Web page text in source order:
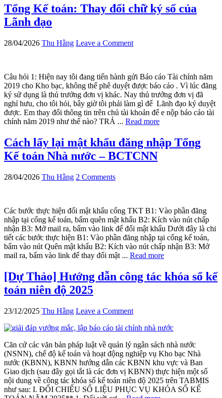
Tổng Kế toán: Thay đổi chữ ký số của
Lãnh đạo
28/04/2026 Thu Hằng Leave a Comment
Câu hỏi 1: Hiện nay tôi đang tiến hành gửi Báo cáo Tài chính năm
2019 cho Kho bạc, không thể phê duyệt được báo cáo . Vì lúc đăng
ký sử dụng là thủ trưởng đơn vị khác. Nay thủ trưởng đơn vị đã
nghỉ hưu, cho tôi hỏi, bây giờ tôi phải làm gì để Lãnh đạo ký duyệt
được. Em thay đổi thông tin trên chủ tài khoản để e nộp báo cáo tài
chính năm 2019 như thế nào? TRẢ ... Read more
Cách lấy lại mật khẩu đăng nhập Tổng
Kế toán Nhà nước – BCTCNN
28/04/2026 Thu Hằng 2 Comments
Các bước thực hiện đổi mật khẩu cổng TKT B1: Vào phần đăng
nhập tại cổng kế toán, bấm quên mật khẩu B2: Kích vào nút chấp
nhận B3: Mở mail ra, bấm vào link để đổi mật khẩu Dưới đây là chi
tiết các bước thực hiện B1: Vào phần đăng nhập tại cổng kế toán,
bấm vào nút Quên mật khẩu B2: Kích vào nút chấp nhận B3: Mở
mail ra, bấm vào link để thay đổi mật ... Read more
[Dự Thảo] Hướng dẫn công tác khóa sổ kế
toán niên độ 2025
23/12/2025 Thu Hằng Leave a Comment
Căn cứ các văn bản pháp luật về quản lý ngân sách nhà nước
(NSNN), chế độ kế toán và hoạt động nghiệp vụ Kho bạc Nhà
nước (KBNN), KBNN hướng dẫn các KBNN khu vực và Ban
Giao dịch (sau đây gọi tắt là các đơn vị KBNN) thực hiện một số
nội dung về công tác khóa sổ kế toán niên độ 2025 trên TABMIS
như sau: I. ĐỐI CHIẾU SỐ LIỆU PHỤC VỤ KHÓA SỔ KẾ